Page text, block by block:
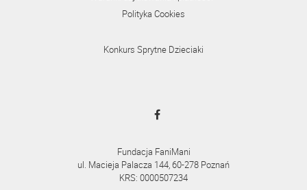
Polityka Cookies
Konkurs Sprytne Dzieciaki
Fundacja FaniMani
ul. Macieja Palacza 144, 60-278 Poznań
KRS: 0000507234